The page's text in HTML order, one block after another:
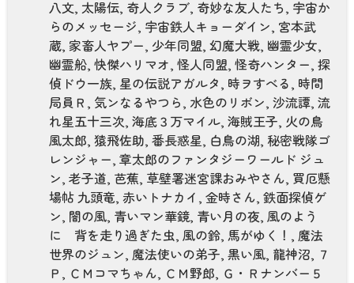
八文, 太陽伝, 奇人クラブ, 奇妙な友人たち, 宇宙か
らのメッセージ, 宇宙鉄人キョーダイン, 宮本武
蔵, 家畜人ヤプー, 少年同盟, 幻魔大戦, 幽霊少女,
幽霊船, 快傑ハリマオ, 怪人同盟, 怪奇ハンター, 探
偵ドウ一族, 星の伝説アガルタ, 時ヲすべる, 時間
局員Ｒ , 気ンなるやつら, 水色のリボン, 沙流譚, 流
れ星五十三次, 海底３万マイル, 海賊王子, 火の鳥
風太郎, 猿飛佐助, 番長惑星, 白鳥の湖, 秘密戦隊ゴ
レンジャー, 章太郎のファンタジーワールド ジュ
ン, 老子道, 芭蕉, 草壁署迷宮課おみやさん, 買厄懸
場帖 九頭竜, 赤いトナカイ , 金時さん, 鉄面探偵ゲ
ン, 闇の風, 青いマン華鏡, 青い月の夜, 風のよう
に 背を走り過ぎた虫, 風の鈴, 馬がゆく！ , 魔法
世界のジュン, 魔法使いの弟子, 黒い風, 龍神沼, ７
Ｐ , ＣＭコマちゃん, ＣＭ野郎, Ｇ・Ｒナンバー５